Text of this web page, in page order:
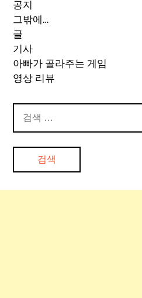
공지
그밖에…
글
기사
아빠가 골라주는 게임
영상 리뷰
색: